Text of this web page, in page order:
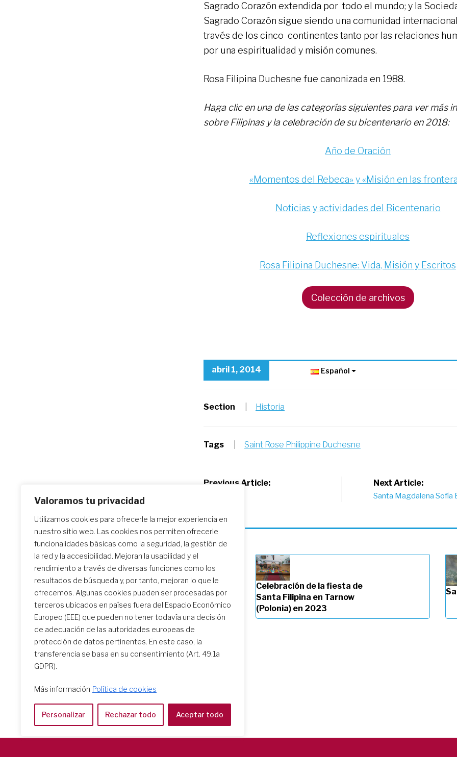
Valoramos tu privacidad
Utilizamos cookies para ofrecerle la mejor experiencia en
nuestro sitio web. Las cookies nos permiten ofrecerle
funcionalidades básicas como la seguridad, la gestión de
la red y la accesibilidad. Mejoran la usabilidad y el
rendimiento a través de diversas funciones como los
resultados de búsqueda y, por tanto, mejoran lo que le
ofrecemos. Algunas cookies pueden ser procesadas por
terceros ubicados en países fuera del Espacio Económico
Europeo (EEE) que pueden no tener todavía una decisión
de adecuación de las autoridades europeas de
protección de datos pertinentes. En este caso, la
transferencia se basa en su consentimiento (Art. 49.1a
GDPR).
Más información Política de cookies
Personalizar Rechazar todo Aceptar todo
Sagrado Corazón extendida por todo el mundo; y la
Sagrado Corazón sigue siendo una comunidad
través de los cinco continentes tanto por las relaciones
por una espiritualidad y misión comunes.
Rosa Filipina Duchesne fue canonizada en 1988.
Haga clic en una de las categorías siguientes para ver más
sobre Filipinas y la celebración de su bicentenario en 2018:
Año de Oración
«Momentos del Rebeca» y «Misión en las
Noticias y actividades del Bicentenario
Reflexiones espirituales
Rosa Filipina Duchesne: Vida, Misión y Escritos
Colección de archivos
abril 1, 2014 Español
Section Historia
Tags Saint Rose Philippine Duchesne
Post
navigation
Previous Article: Next Article:
Santa Magdalena Sofía
Similar Posts
Recursos para la Fiesta de
Filipina el 18 de noviembre
Celebración de la fiesta de
Santa Filipina en Tarnow
(Polonia) en 2023